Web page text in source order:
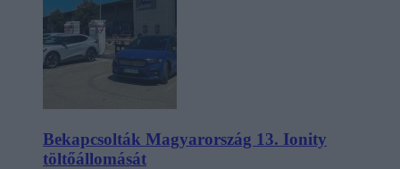
Bekapcsolták Magyarország 13. Ionity
töltőállomását